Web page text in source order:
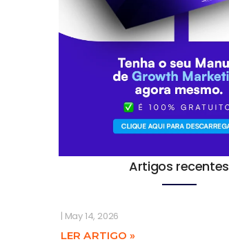
Artigos recentes
May 14, 2026
LER ARTIGO »